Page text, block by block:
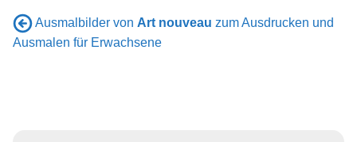
Ausmalbilder von Art nouveau zum Ausdrucken und
Ausmalen für Erwachsene